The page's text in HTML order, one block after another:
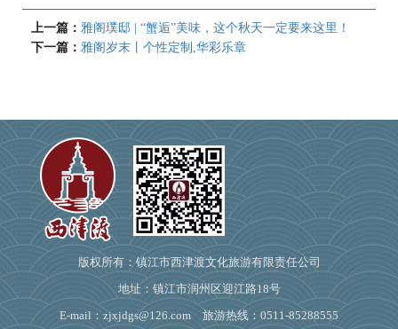
上一篇： 雅阁璞邸 | “蟹逅”美味，这个秋天一定要来这里！
下一篇： 雅阁岁末丨个性定制,华彩乐章
版权所有：镇江市西津渡文化旅游有限责任公司
地址：镇江市润州区迎江路18号
E-mail：zjxjdgs@126.com 旅游热线：0511-85288555